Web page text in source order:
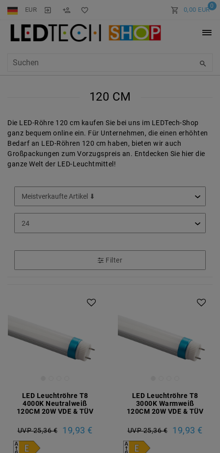
EUR 0
0,00 EUR
120 CM
Die LED-Röhre 120 cm kaufen Sie bei uns im LEDTech-Shop
ganz bequem online ein. Für Unternehmen, die einen erhöhten
Bedarf an LED-Röhren 120 cm haben, bieten wir auch
Großpackungen zum Vorzugspreis an. Entdecken Sie hier die
ganze Welt der LED-Leuchtmittel !
Filter
LED Leuchtröhre T8
4000K Neutralweiß
120CM 20W VDE & TÜV
UVP 25,36 € 19,93 €
LED Leuchtröhre T8
3000K Warmweiß
120CM 20W VDE & TÜV
UVP 25,36 € 19,93 €